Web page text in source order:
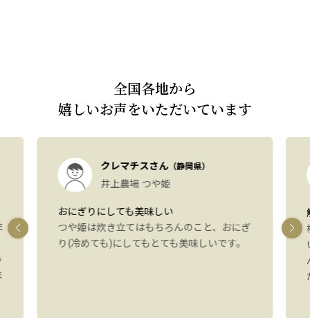
全国各地から
嬉しいお声をいただいています
クレマチスさん（静岡県）
井上農場 つや姫
おにぎりにしても美味しい
つや姫は炊き立てはもちろんのこと、おにぎ
り(冷めても)にしてもとても美味しいです。